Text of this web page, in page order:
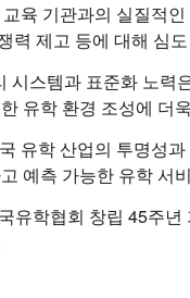
육 기관과의 실질적
력 제고 등에 대해 심
시스템과 표준화 노
유학 환경 조성에 더
유학 산업의 투명성
예측 가능한 유학
유학협회 창립 45주